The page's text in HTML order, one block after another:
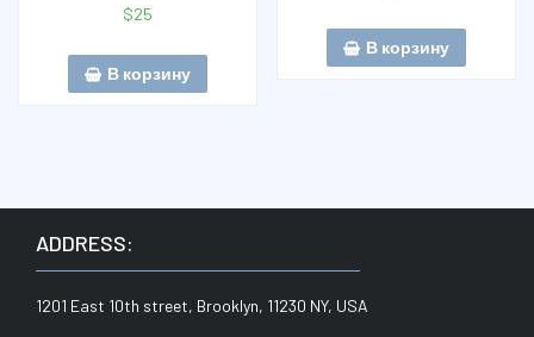
$25
В корзину
В корзину
ADDRESS:
1201 East 10th street, Brooklyn, 11230 NY, USA